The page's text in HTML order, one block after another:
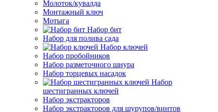
Молоток/кувалда
Монтажный ключ
Мотыга
Набор бит
Набор для полива сада
Набор ключей
Набор пробойников
Набор разметочного шнура
Набор торцевых насадок
Набор
шестигранных ключей
Набор экстракторов
Набор экстракторов для шурупов/винтов